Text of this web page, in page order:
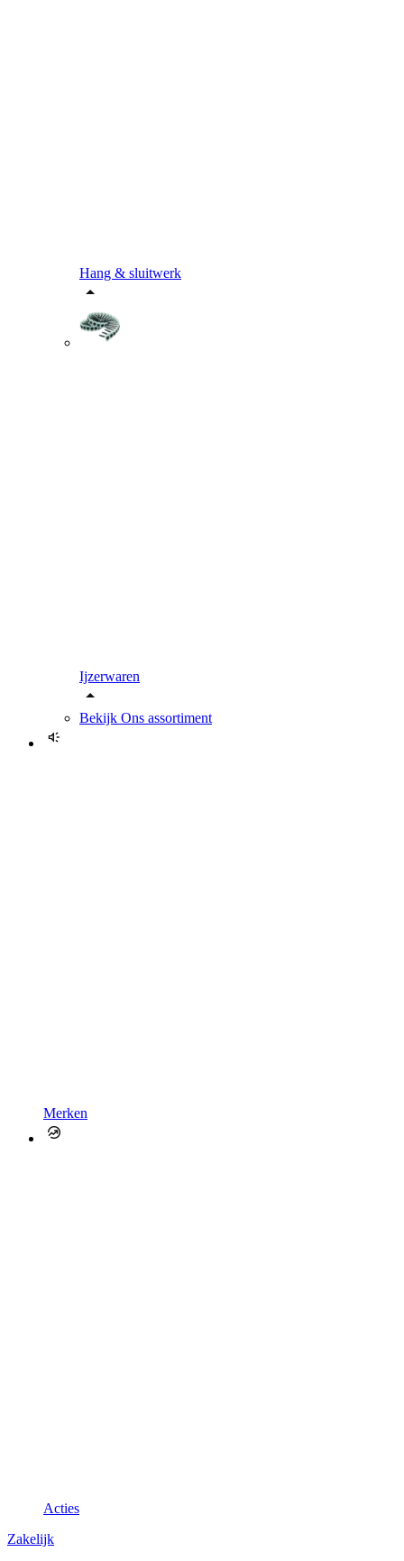
Hang & sluitwerk
Ijzerwaren
Bekijk Ons assortiment
Merken
Acties
Zakelijk